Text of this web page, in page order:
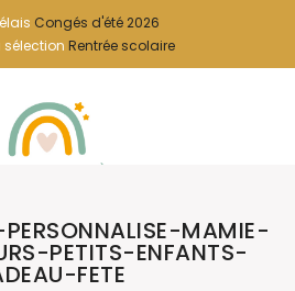
Congés d'été 2026
sélection Rentrée scolaire
MAMIE-
PETITS-ENFANTS-
FETE